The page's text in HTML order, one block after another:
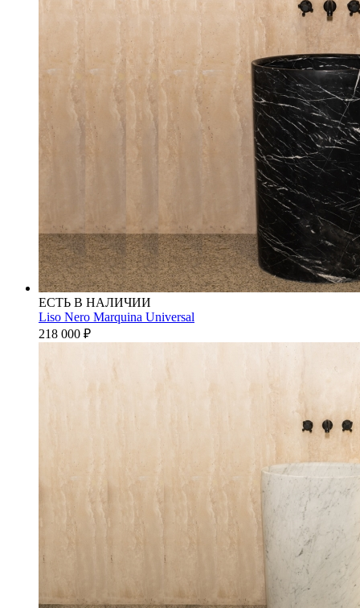
ЕСТЬ В НАЛИЧИИ
Liso Nero Marquina Universal
218 000 ₽